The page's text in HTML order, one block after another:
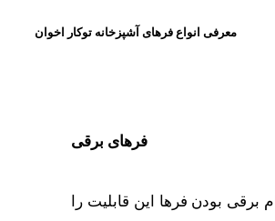
معرفی انواع فرهای آشپزخانه توکار اخوان
فرهای برقی
برقی بودن فرها این قابلیت را